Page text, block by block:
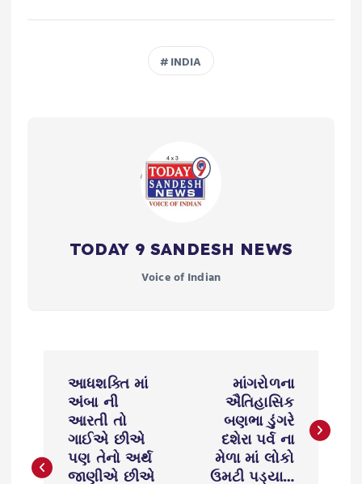
INDIA
TODAY 9 SANDESH NEWS
Voice of Indian
s
આધશક્તિ માં
અંબા ની
આરતી તો
ગાઈએ છીએ
પણ તેનો અર્થ
જાણીએ છીએ
માંગરોળના
ઐતિહાસિક
બણભા ડુંગરે
દશેરા પર્વ ના
મેળા માં લોકો
ઉમટી પડ્યા…